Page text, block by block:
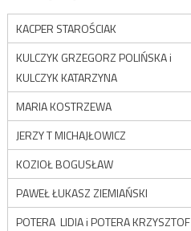
KACPER STAROŚCIAK
KULCZYK GRZEGORZ POLIŃSKA i
KULCZYK KATARZYNA
MARIA KOSTRZEWA
JERZY T MICHAJŁOWICZ
KOZIOŁ BOGUSŁAW
PAWEŁ ŁUKASZ ZIEMIAŃSKI
POTERA LIDIA i POTERA KRZYSZTOF